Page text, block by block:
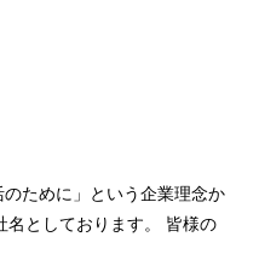
パーブレード部は硬
ィットしづらい等の
況、
期が
上し
価格
：あ
より下がる可能性
※適格請求書発行
ために」という企業理念か
名としております。 皆様の